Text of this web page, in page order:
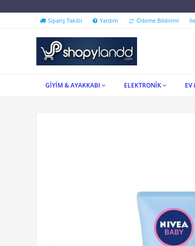
''İndirim Festivali
Sipariş Takibi Yardım Ödeme Bildirimi
GİYİM & AYAKKABI ELEKTRONİK EV